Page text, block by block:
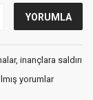
inançlara saldırı
yorumlar